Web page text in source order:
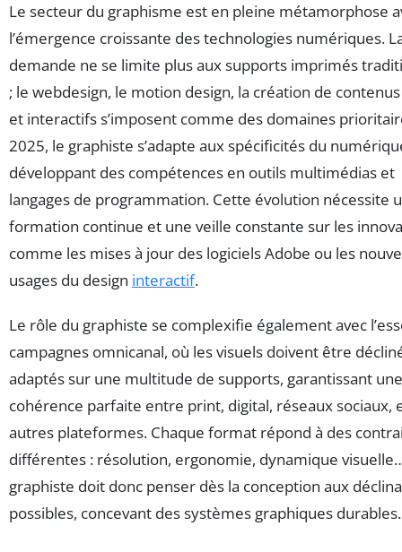
Le secteur du graphisme est en pleine métamorphose
l’émergence croissante des technologies numériques.
demande ne se limite plus aux supports imprimés
; le webdesign, le motion design, la création de
et interactifs s’imposent comme des domaines
2025, le graphiste s’adapte aux spécificités du
développant des compétences en outils multimédias et
langages de programmation. Cette évolution nécessite
formation continue et une veille constante sur les
comme les mises à jour des logiciels Adobe ou les
usages du design interactif.
Le rôle du graphiste se complexifie également avec
campagnes omnicanal, où les visuels doivent être
adaptés sur une multitude de supports, garantissant une
cohérence parfaite entre print, digital, réseaux sociaux,
autres plateformes. Chaque format répond à des
différentes : résolution, ergonomie, dynamique
graphiste doit donc penser dès la conception aux
possibles, concevant des systèmes graphiques durables.